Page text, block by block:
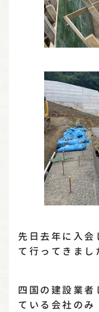
先日去年に入
て行ってきまし
四国の建設業者
ている会社のみ